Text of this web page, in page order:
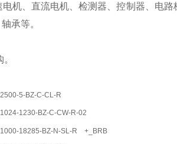
机、直流电机、检测器、控制器、电
承等。
5-BZ-C-CL-R
1024-1230-BZ-C-CW-R-02
18285-BZ-N-SL-R +_BRB